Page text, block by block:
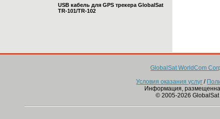
USB кабель для GPS трекера GlobalSat
TR-101/TR-102
GlobalSat WorldCom
Условия оказания услуг /
Информация,
© 2005-2026